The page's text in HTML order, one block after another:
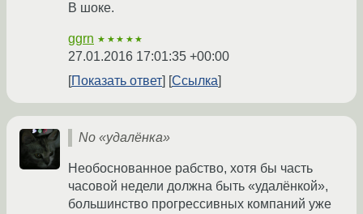
В шоке.
ggrn ★★★★★
27.01.2016 17:01:35 +00:00
Показать ответ
Ссылка
No «удалёнка»
Необоснованное рабство, хотя бы часть
часовой недели должна быть «удалёнкой»,
большинство прогрессивных компаний уже